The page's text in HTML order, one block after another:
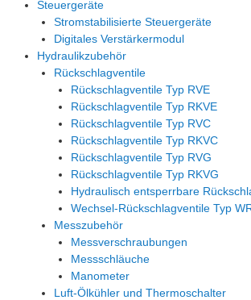
Steuergeräte
Stromstabilisierte Steuergeräte
Digitales Verstärkermodul
Hydraulikzubehör
Rückschlagventile
Rückschlagventile Typ RVE
Rückschlagventile Typ RKVE
Rückschlagventile Typ RVC
Rückschlagventile Typ RKVC
Rückschlagventile Typ RVG
Rückschlagventile Typ RKVG
Hydraulisch entsperrbare
Wechsel-Rückschlagventile Typ
Messzubehör
Messverschraubungen
Messschläuche
Manometer
Luft-Ölkühler und Thermoschalter